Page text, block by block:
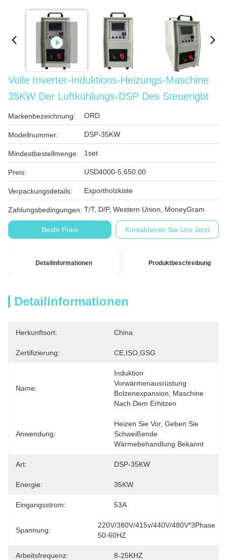
Volle Inverter-Induktions-Heizungs-Maschine
35KW Der Luftkühlungs-DSP Des Steuerigbt
Markenbezeichnung: ORD
Modellnummer: DSP-35KW
Mindestbestellmenge: 1set
Preis: USD4000-5,650.00
Verpackungsdetails: Exportholzkiste
Zahlungsbedingungen: T/T, D/P, Western Union, MoneyGram
Beste Preis Kontaktieren Sie Uns Jetzt
Detailinformationen Produktbeschreibung
Detailinformationen
Herkunftsort: China
Zertifizierung: CE,ISO,GSG
Name:
Induktion
Vorwärmenausrüstung
Bolzenexpansion, Maschine
Nach Dem Erhitzen
Anwendung:
Heizen Sie Vor, Geben Sie
Schweißende
Wärmebehandlung Bekannt
Art: DSP-35KW
Energie: 35KW
Eingangsstrom: 53A
Spannung:
220V/380V/415v/440V/480V*3Phase
50-60HZ
Arbeitsfrequenz: 8-25KHZ